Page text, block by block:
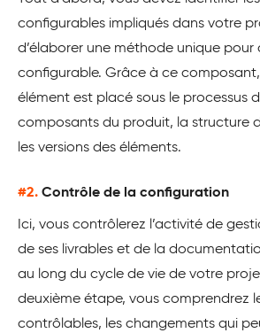
configurables impliqués dans votre
d’élaborer une méthode unique
configurable. Grâce à ce composant,
élément est placé sous le processus
composants du produit, la structure
les versions des éléments.
#2. Contrôle de la configuration
Ici, vous contrôlerez l’activité de
de ses livrables et de la
au long du cycle de vie de votre
deuxième étape, vous comprendrez
contrôlables, les changements qui